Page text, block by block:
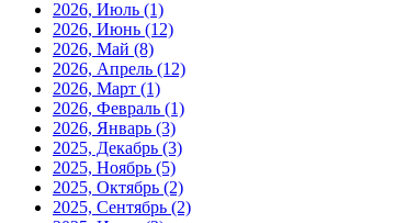
2026, Июль (1)
2026, Июнь (12)
2026, Май (8)
2026, Апрель (12)
2026, Март (1)
2026, Февраль (1)
2026, Январь (3)
2025, Декабрь (3)
2025, Ноябрь (5)
2025, Октябрь (2)
2025, Сентябрь (2)